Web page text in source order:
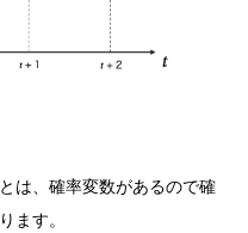
は、確率変数があるので確
ます。